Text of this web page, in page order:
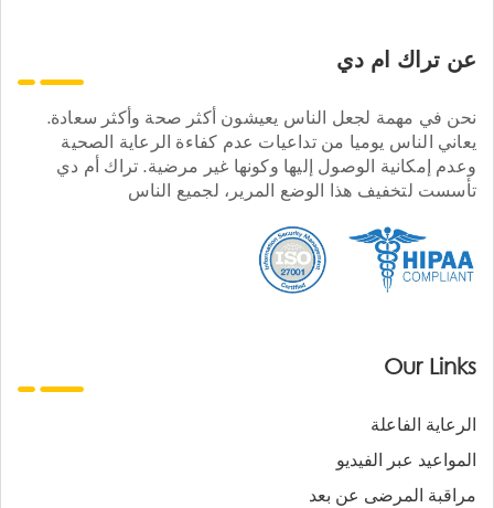
عن تراك ام دي
نحن في مهمة لجعل الناس يعيشون أكثر صحة وأكثر سعادة.
يعاني الناس يوميا من تداعيات عدم كفاءة الرعاية الصحية
وعدم إمكانية الوصول إليها وكونها غير مرضية. تراك أم دي
تأسست لتخفيف هذا الوضع المرير، لجميع الناس
Our Links
الرعاية الفاعلة
المواعيد عبر الفيديو
مراقبة المرضى عن بعد